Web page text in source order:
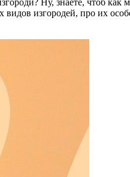
изгородей, про их